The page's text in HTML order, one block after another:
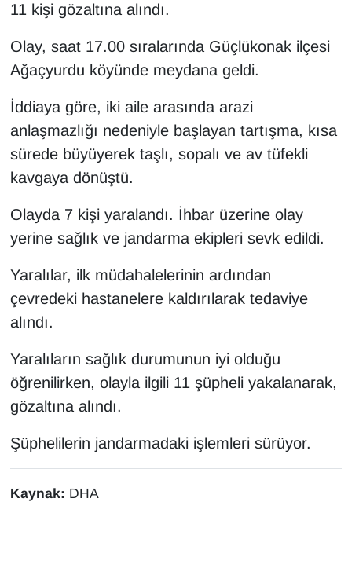
11 kişi gözaltına alındı.
Olay, saat 17.00 sıralarında Güçlükonak ilçesi
Ağaçyurdu köyünde meydana geldi.
İddiaya göre, iki aile arasında arazi
anlaşmazlığı nedeniyle başlayan tartışma, kısa
sürede büyüyerek taşlı, sopalı ve av tüfekli
kavgaya dönüştü.
Olayda 7 kişi yaralandı. İhbar üzerine olay
yerine sağlık ve jandarma ekipleri sevk edildi.
Yaralılar, ilk müdahalelerinin ardından
çevredeki hastanelere kaldırılarak tedaviye
alındı.
Yaralıların sağlık durumunun iyi olduğu
öğrenilirken, olayla ilgili 11 şüpheli yakalanarak,
gözaltına alındı.
Şüphelilerin jandarmadaki işlemleri sürüyor.
Kaynak: DHA
Kamu Alımları
Kim Kimdir?
KURDÎ
MAGAZİN
MEDYA
ONE EKONOMİ
POLİTİKA
Resmi İlanlar
RÖPORTAJ
SAĞLIK
Seri İlan
Sinema - TV